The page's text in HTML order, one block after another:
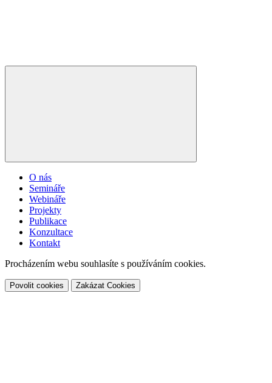
O nás
Semináře
Webináře
Projekty
Publikace
Konzultace
Kontakt
Procházením webu souhlasíte s používáním cookies.
Povolit cookies Zakázat Cookies